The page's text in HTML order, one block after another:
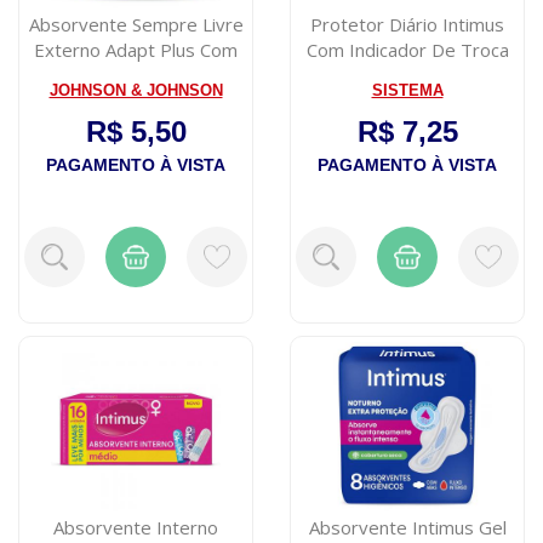
Absorvente Sempre Livre
Externo Adapt Plus Com
JOHNSON & JOHNSON
R$ 5,50
PAGAMENTO À VISTA
Protetor Diário Intimus
Com Indicador De Troca
SISTEMA
R$ 7,25
PAGAMENTO À VISTA
Absorvente Interno
Absorvente Intimus Gel